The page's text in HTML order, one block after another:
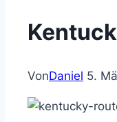
VonDaniel 5.